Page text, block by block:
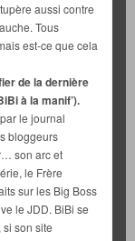
aussi contre
Tous
est-ce que cela
de la dernière
à la manif’).
le journal
bloggeurs
son arc et
le Frère
sur les Big Boss
le JDD. BiBi se
son site